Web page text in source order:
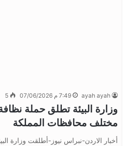
ayah ayah 7:49 م 07/06/2026 5
وزارة البيئة تطلق حملة
مختلف محافظات المملكة
أخبار الاردن-نبراس نيوز-أطلقت وزارة